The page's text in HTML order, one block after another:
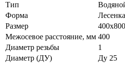
Тип
Форма
Лесенка
Размер
400х800
Межосевое расстояние, мм 400
Диаметр резьбы
1
Диаметр (ДУ)
Ду 25